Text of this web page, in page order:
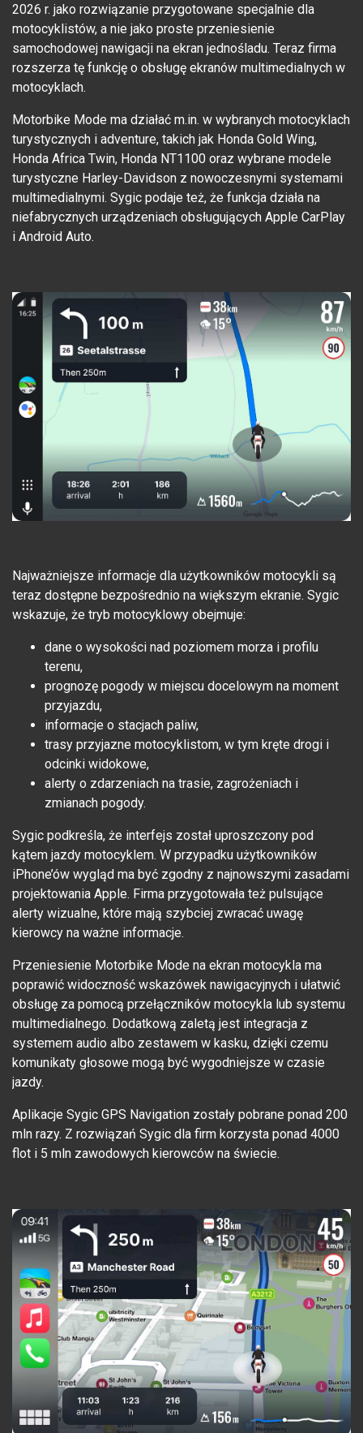
2026 r. jako rozwiązanie przygotowane specjalnie dla
motocyklistów, a nie jako proste przeniesienie
samochodowej nawigacji na ekran jednośladu. Teraz firma
rozszerza tę funkcję o obsługę ekranów multimedialnych w
motocyklach.
Motorbike Mode ma działać m.in. w wybranych motocyklach
turystycznych i adventure, takich jak Honda Gold Wing,
Honda Africa Twin, Honda NT1100 oraz wybrane modele
turystyczne Harley-Davidson z nowoczesnymi systemami
multimedialnymi. Sygic podaje też, że funkcja działa na
niefabrycznych urządzeniach obsługujących Apple CarPlay
i Android Auto.
Najważniejsze informacje dla użytkowników motocykli są
teraz dostępne bezpośrednio na większym ekranie. Sygic
wskazuje, że tryb motocyklowy obejmuje:
dane o wysokości nad poziomem morza i profilu
terenu,
prognozę pogody w miejscu docelowym na moment
przyjazdu,
informacje o stacjach paliw,
trasy przyjazne motocyklistom, w tym kręte drogi i
odcinki widokowe,
alerty o zdarzeniach na trasie, zagrożeniach i
zmianach pogody.
Sygic podkreśla, że interfejs został uproszczony pod
kątem jazdy motocyklem. W przypadku użytkowników
iPhone’ów wygląd ma być zgodny z najnowszymi zasadami
projektowania Apple. Firma przygotowała też pulsujące
alerty wizualne, które mają szybciej zwracać uwagę
kierowcy na ważne informacje.
Przeniesienie Motorbike Mode na ekran motocykla ma
poprawić widoczność wskazówek nawigacyjnych i ułatwić
obsługę za pomocą przełączników motocykla lub systemu
multimedialnego. Dodatkową zaletą jest integracja z
systemem audio albo zestawem w kasku, dzięki czemu
komunikaty głosowe mogą być wygodniejsze w czasie
jazdy.
Aplikacje Sygic GPS Navigation zostały pobrane ponad 200
mln razy. Z rozwiązań Sygic dla firm korzysta ponad 4000
flot i 5 mln zawodowych kierowców na świecie.